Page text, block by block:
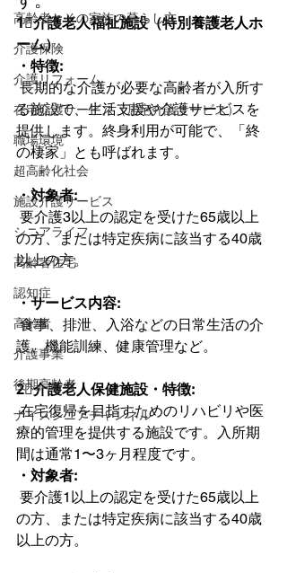
高齢者とその家族の暮らし方
介護保険
介護リフォーム
在宅介護サービス（居宅介護サービス）
職場環境
超高齢化社会
施設介護サービス
シニアライフ
高齢者住宅
認知症
高齢者
介護事業
後期高齢者
ナイスシニアチャンネル
1⃣介護老人福祉施設（特別養護老人ホ
ーム）
・特徴:
長期的な介護が必要な高齢者が入所す
る施設で、生活支援や介護サービスを
提供します。終身利用が可能で、「終
の棲家」とも呼ばれます。
・対象者:
要介護3以上の認定を受けた65歳以上
の方、または特定疾病に該当する40歳
以上の方。
・サービス内容:
食事、排泄、入浴などの日常生活の介
護、機能訓練、健康管理など。
2⃣介護老人保健施設・特徴:
在宅復帰を目指すためのリハビリや医
療的管理を提供する施設です。入所期
間は通常1〜3ヶ月程度です。
・対象者:
要介護1以上の認定を受けた65歳以上
の方、または特定疾病に該当する40歳
以上の方。